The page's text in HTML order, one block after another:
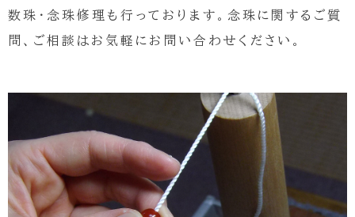
数珠・念珠修理も行っております。念珠に関するご質
問、ご相談はお気軽にお問い合わせください。